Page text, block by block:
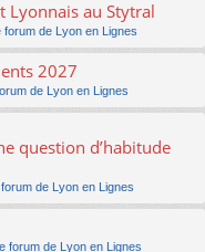
Lyonnais au Stytral
forum de Lyon en Lignes
2027
de Lyon en Lignes
question d’habitude
forum de Lyon en Lignes
Le forum de Lyon en Lignes